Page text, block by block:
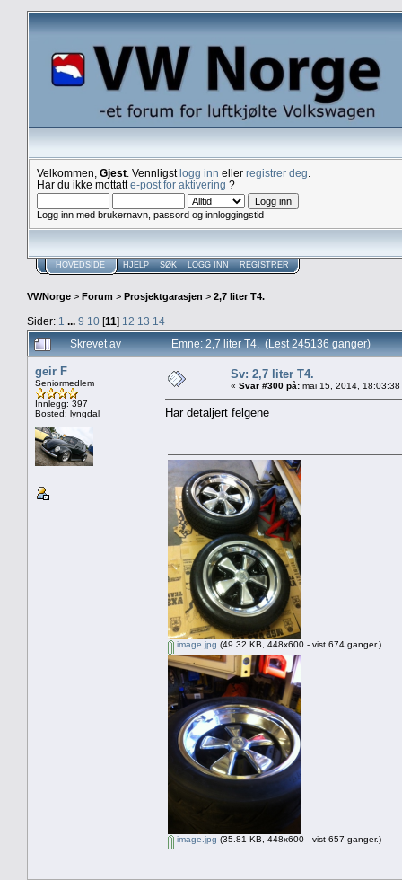
Velkommen, Gjest . Vennligstlogg inn eller registrer deg
Har du ikke mottatte-post for aktivering ?
Logg inn med brukernavn, passord og innloggingstid
HOVEDSIDE HJELP SØK LOGG INN REGISTRER
VWNorge > Forum > Prosjektgarasjen > 2,7 liter T4.
Sider: 1 ... 9 10 [11] 12 13 14
Skrevet av
Emne: 2,7 liter T4. (Lest 245136 ganger)
geir F
Seniormedlem
Innlegg: 397
Bosted: lyngdal
Sv: 2,7 liter T4.
« Svar #300 på: mai 15, 2014, 18:03:38
Har detaljert felgene
image.jpg (49.32 KB, 448x600 - vist 674 ganger.)
image.jpg (35.81 KB, 448x600 - vist 657 ganger.)